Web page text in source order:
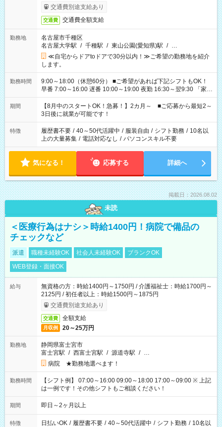
交通費別途支給あり
交通費 交通費全額支給
勤務地
名古屋市千種区
名古屋大学駅 / 千種駅 / 東山公園(愛知県)駅 / …
≪自宅からドアtoドアで30分以内！≫ご希望の勤務地を紹介
します。
勤務時間
9:00～18:00（休憩60分） ■ご希望があれば下記シフトもOK！
早番 7:00～16:00 遅番 10:00～19:00 夜勤 16:30～翌9:30 「家族
と休みを合わせたい」 「余裕を持って夕飯の準備がしたい」
「できれば残業はしたくない」 など、ご希望を教えてください
ね。 ※Wワーク希望の方へ 今ご覧のお仕事で希望する勤務時間
と、もう1つのお仕事の勤務時間。 合計で週40時間を超える場
合は応募できません。
期間
【8月中のスタートOK！急募！】2カ月～ ■ご応募から最短2～
3日後に就業が可能です！
特徴 履歴書不要 / 40～50代活躍中 / 服装自由 / シフト勤務 / 10名以
上の大量募集 / 電話対応なし / パソコンスキル不要
気になる！ 応募する 詳細へ
掲載日：2026.08.02
未読
＜医療行為はナシ＞時給1400円！病院で備品の
チェックなど
派遣 職種未経験OK 社会人未経験OK
ブランクOK
WEB登録・面接OK
給与
無資格の方：時給1400円～1750円 / 介護福祉士：時給1700円～
2125円 / 初任者以上：時給1500円～1875円
交通費別途支給あり
交通費 全額支給
月収例 20～25万円
勤務地
静岡県富士宮市
富士宮駅 / 西富士宮駅 / 源道寺駅 / …
病院 ★勤務地選べます！
勤務時間
【シフト例】 07:00～16:00 09:00～18:00 17:00～09:00 ※ 上記
は一例です！その他シフトもご相談ください！
期間 即日～2ヶ月以上
特徴 日払いOK / 履歴書不要 / 40～50代活躍中 / シフト勤務 / 10名以